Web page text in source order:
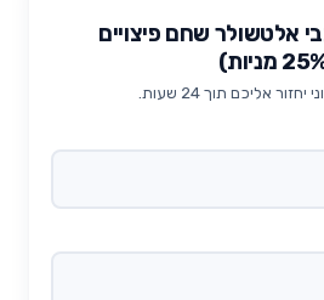
אלטשולר שחם פיצויים
אליכם תוך 24 שעות.